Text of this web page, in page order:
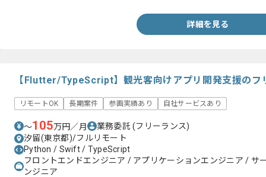
詳細を見る
【Flutter/TypeScript】観光客向けアプリ開発支援のフ
リモートOK 長期案件 参画実績あり 自社サービスあり
〜105万円／月 業務委託(フリーランス)
汐留(東京都)/フルリモート
Python / Swift / TypeScript
フロントエンドエンジニア / アプリケーションエンジニア / サ
ンジニア